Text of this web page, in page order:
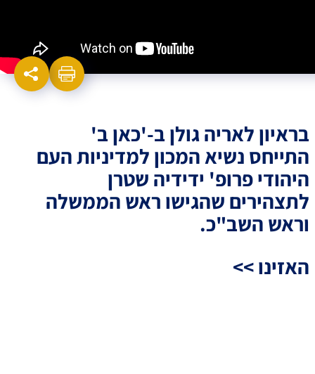
בראיון לאריה גולן ב-'כאן ב'
התייחס נשיא המכון למדיניות העם
היהודיפרופ' ידידיה שטרן
לתצהירים שהגישו ראש הממשלה
וראש השב"כ.
האזינו >>